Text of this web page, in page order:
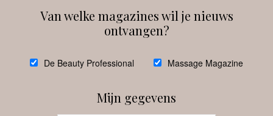
debeautyprofessional
Van welke magazines wil je nieuws
ontvangen?
De Beauty Professional Massage Magazine
Mijn gegevens